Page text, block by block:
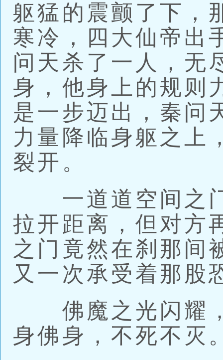
躯猛的震颤了下，
寒冷，四大仙帝出
问天杀了一人，无
身，他身上的规则
是一步迈出，秦问
力量降临身躯之上
裂开。
一道道空间之门
拉开距离，但对方
之门竟然在刹那间
又一次承受着那股
佛魔之光闪耀，
身佛身，不死不灭